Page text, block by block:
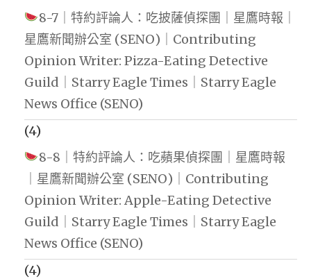
8-7｜特約評論人：吃披薩偵探團｜星鷹時報｜
星鷹新聞辦公室 (SENO)｜Contributing
Opinion Writer: Pizza-Eating Detective
Guild｜Starry Eagle Times｜Starry Eagle
News Office (SENO)
(4)
8-8｜特約評論人：吃蘋果偵探團｜星鷹時報
｜星鷹新聞辦公室 (SENO)｜Contributing
Opinion Writer: Apple-Eating Detective
Guild｜Starry Eagle Times｜Starry Eagle
News Office (SENO)
(4)